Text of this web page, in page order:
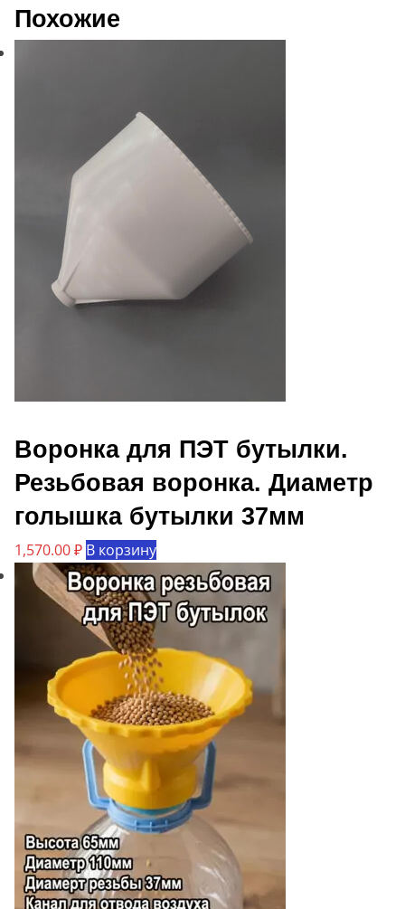
Похожие
Воронка для ПЭТ бутылки.
Резьбовая воронка. Диаметр
голышка бутылки 37мм
1,570.00₽ В корзину